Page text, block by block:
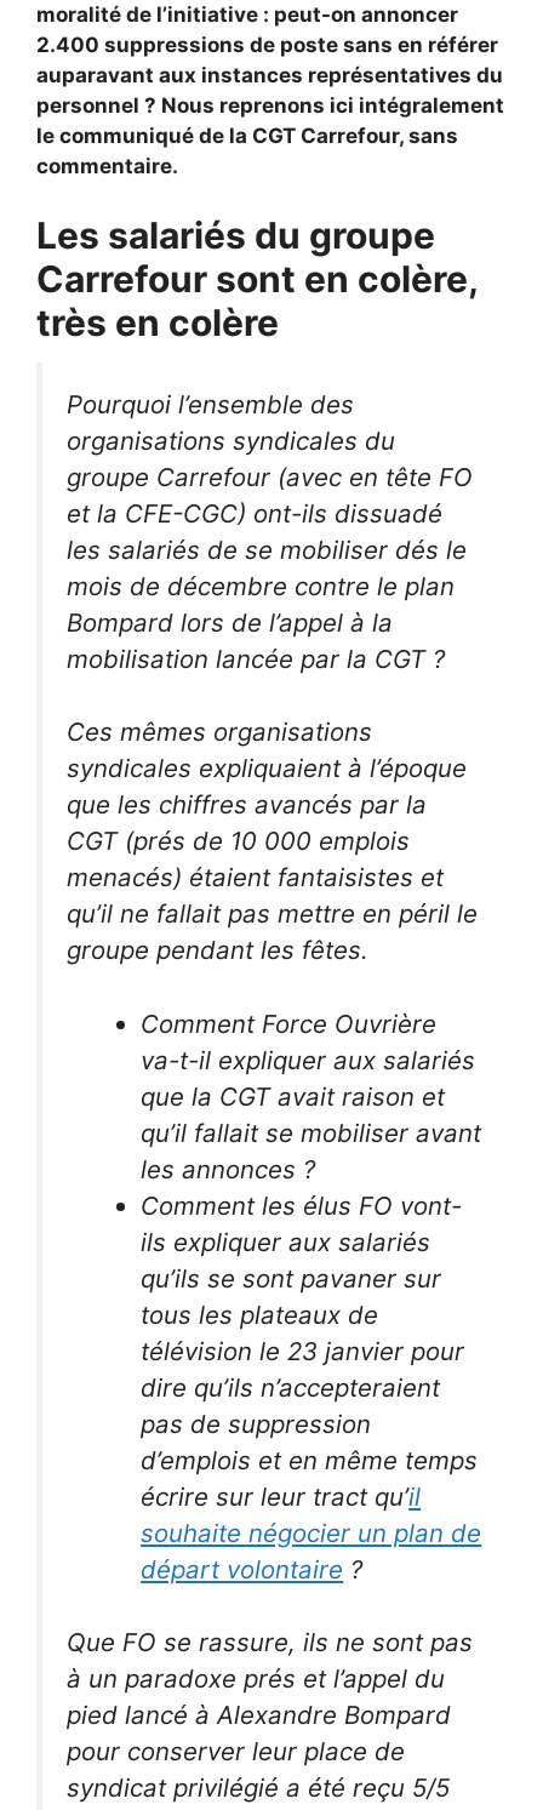
moralité de l’initiative : peut-on annoncer
2.400 suppressions de poste sans en référer
auparavant aux instances représentatives du
personnel ? Nous reprenons ici intégralement
le communiqué de la CGT Carrefour, sans
commentaire.
Les salariés du groupe
Carrefour sont en colère,
très en colère
Pourquoi l’ensemble des
organisations syndicales du
groupe Carrefour (avec en tête FO
et la CFE-CGC) ont-ils dissuadé
les salariés de se mobiliser dés le
mois de décembre contre le plan
Bompard lors de l’appel à la
mobilisation lancée par la CGT ?
Ces mêmes organisations
syndicales expliquaient à l’époque
que les chiffres avancés par la
CGT (prés de 10 000 emplois
menacés) étaient fantaisistes et
qu’il ne fallait pas mettre en péril le
groupe pendant les fêtes.
Comment Force Ouvrière
va-t-il expliquer aux salariés
que la CGT avait raison et
qu’il fallait se mobiliser avant
les annonces ?
Comment les élus FO vont-
ils expliquer aux salariés
qu’ils se sont pavaner sur
tous les plateaux de
télévision le 23 janvier pour
dire qu’ils n’accepteraient
pas de suppression
d’emplois et en même temps
écrire sur leur tract qu’il
souhaite négocier un plan de
départ volontaire ?
Que FO se rassure, ils ne sont pas
à un paradoxe prés et l’appel du
pied lancé à Alexandre Bompard
pour conserver leur place de
syndicat privilégié a été reçu 5/5